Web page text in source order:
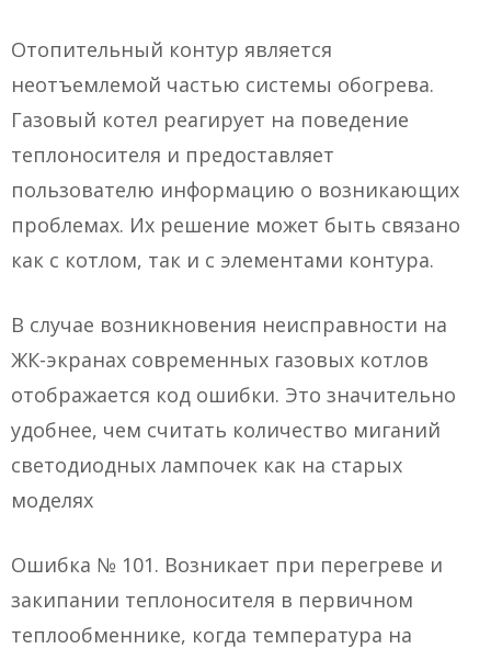
Отопительный контур является
неотъемлемой частью системы обогрева.
Газовый котел реагирует на поведение
теплоносителя и предоставляет
пользователю информацию о возникающих
проблемах. Их решение может быть связано
как с котлом, так и с элементами контура.
В случае возникновения неисправности на
ЖК-экранах современных газовых котлов
отображается код ошибки. Это значительно
удобнее, чем считать количество миганий
светодиодных лампочек как на старых
моделях
Ошибка № 101. Возникает при перегреве и
закипании теплоносителя в первичном
теплообменнике, когда температура на